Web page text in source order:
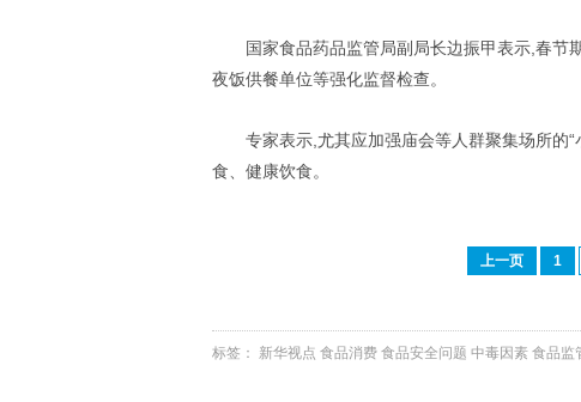
国家食品药品监管局副局长边振甲表示,春节
夜饭供餐单位等强化监督检查。
专家表示,尤其应加强庙会等人群聚集场所的“
食、健康饮食。
上一页 1
标签： 新华视点 食品消费 食品安全问题 中毒因素 食品监